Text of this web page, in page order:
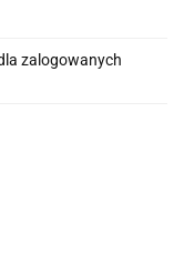
zalogowanych